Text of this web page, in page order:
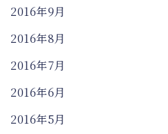
2016年9月
2016年8月
2016年7月
2016年6月
2016年5月